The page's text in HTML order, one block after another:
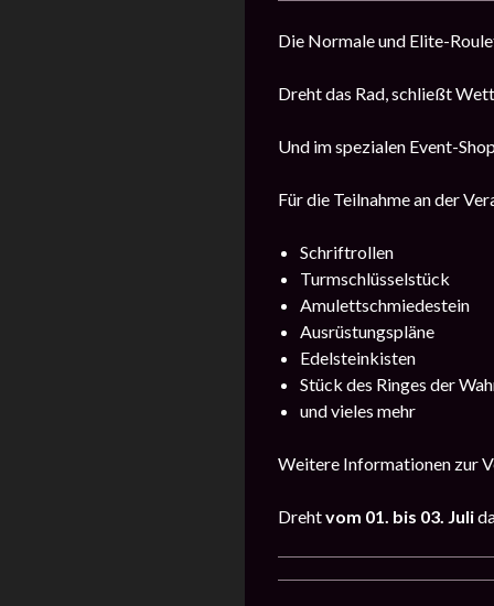
Die Normale und Elite-
Dreht das Rad, schließt
Und im spezialen Event-
Für die Teilnahme an der
Schriftrollen
Turmschlüsselstück
Amulettschmiedestein
Ausrüstungspläne
Edelsteinkisten
Stück des Ringes der
und vieles mehr
Weitere Informationen zur
Drehtvom 01. bis 03. Juli